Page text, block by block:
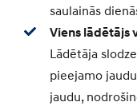
saulainās
Viens lādētājs
Lādētāja
pieejamo
jaudu,